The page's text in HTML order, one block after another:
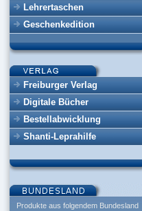
Lehrertaschen
Geschenkedition
Freiburger Verlag
Digitale Bücher
Bestellabwicklung
Shanti-Leprahilfe
Produkte aus folgendem Bundesland